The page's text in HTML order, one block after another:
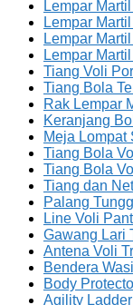
Lempar
Lempar
Lempar
Lempar
Tiang Voli
Tiang Bola
Rak Lempar
Keranjang
Meja Lompat
Tiang Bola
Tiang Bola
Tiang dan
Palang
Line Voli
Gawang Lari
Antena Voli
Bendera
Body
Agility